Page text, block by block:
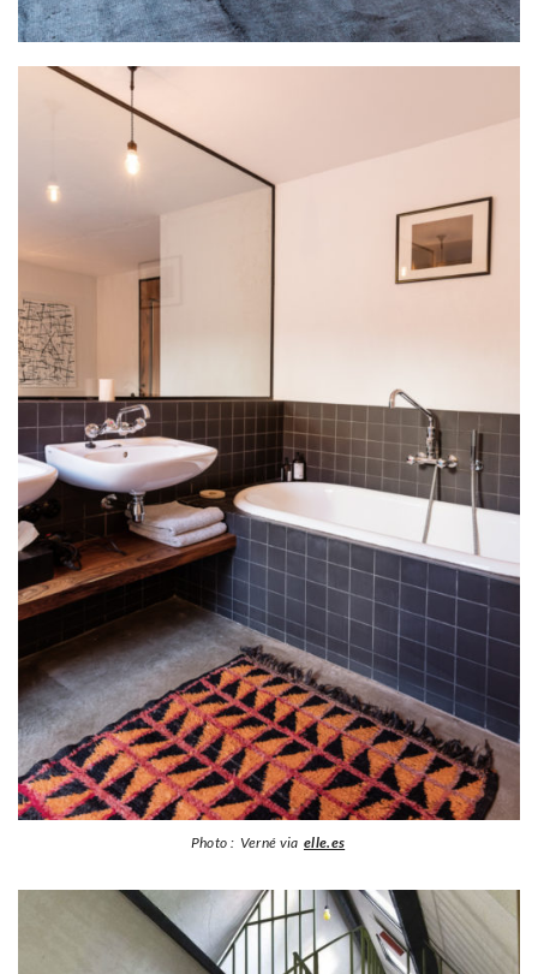
Photo : Verné via elle.es